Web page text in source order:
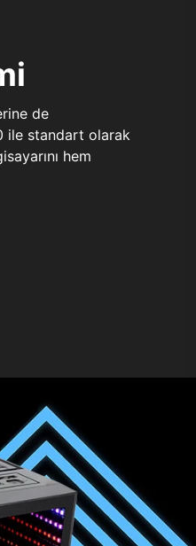
de
ile standart olarak
hem